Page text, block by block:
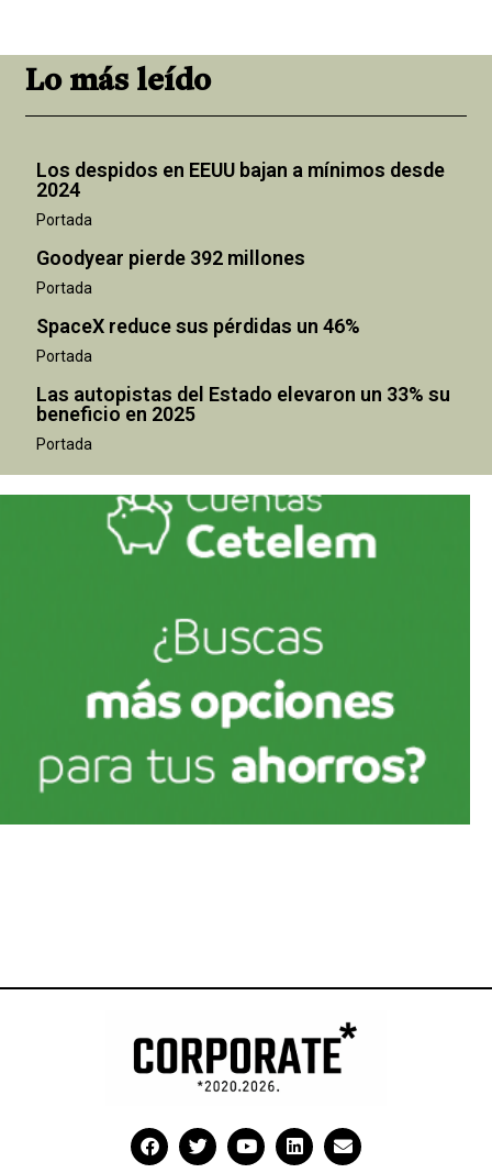
Lo más leído
Los despidos en EEUU bajan a mínimos desde
2024
Portada
Goodyear pierde 392 millones
Portada
SpaceX reduce sus pérdidas un 46%
Portada
Las autopistas del Estado elevaron un 33% su
beneficio en 2025
Portada